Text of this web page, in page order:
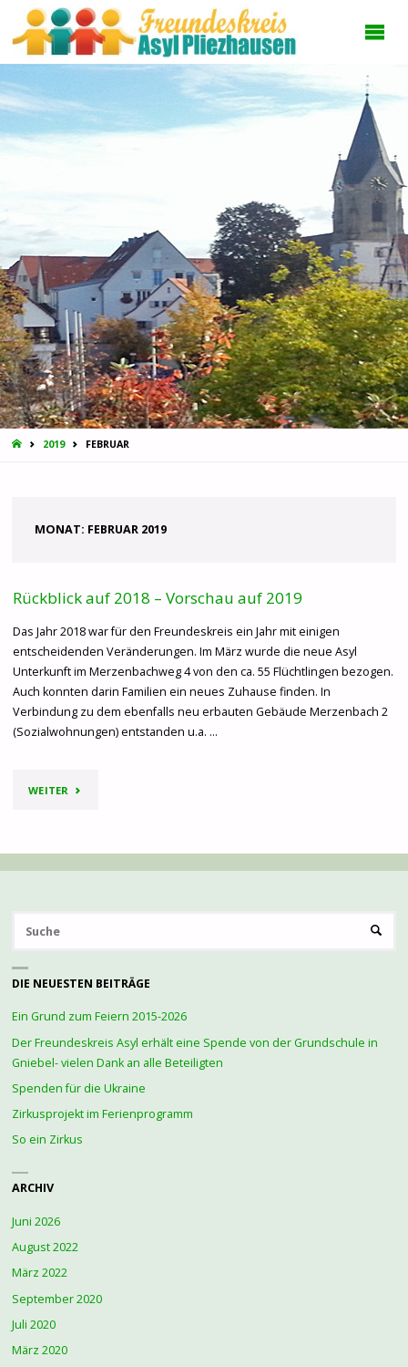
START
2019 FEBRUAR
MONAT: FEBRUAR 2019
Rückblick auf 2018 – Vorschau auf 2019
Das Jahr 2018 war für den Freundeskreis ein Jahr mit einigen
entscheidenden Veränderungen. Im März wurde die neue Asyl
Unterkunft im Merzenbachweg 4 von den ca. 55 Flüchtlingen bezogen.
Auch konnten darin Familien ein neues Zuhause finden. In
Verbindung zu dem ebenfalls neu erbauten Gebäude Merzenbach 2
(Sozialwohnungen) entstanden u.a. …
WEITER "RÜCKBLICK
2018
2019"
SUCHE
DIE NEUESTEN BEITRÄGE
Ein Grund zum Feiern 2015-2026
Der Freundeskreis Asyl erhält eine Spende von der Grundschule in
Gniebel- vielen Dank an alle Beteiligten
Spenden für die Ukraine
Zirkusprojekt im Ferienprogramm
So ein Zirkus
ARCHIV
Juni 2026
August 2022
März 2022
September 2020
Juli 2020
März 2020